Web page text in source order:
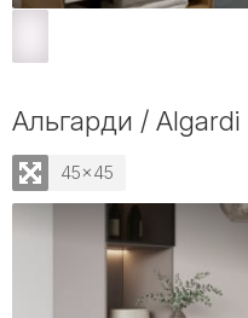
Альгарди / Algardi
45x45